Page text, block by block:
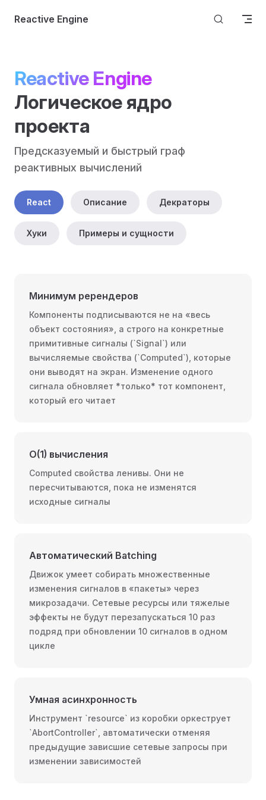
Skip to content
Reactive Engine
Reactive Engine
Логическое ядро
проекта
Предсказуемый и быстрый граф
реактивных вычислений
React Описание Декраторы
Хуки Примеры и сущности
Минимум ререндеров
Компоненты подписываются не на «весь
объект состояния», а строго на конкретные
примитивные сигналы (`Signal`) или
вычисляемые свойства (`Computed`), которые
они выводят на экран. Изменение одного
сигнала обновляет *только* тот компонент,
который его читает
O(1) вычисления
Computed свойства ленивы. Они не
пересчитываются, пока не изменятся
исходные сигналы
Автоматический Batching
Движок умеет собирать множественные
изменения сигналов в «пакеты» через
микрозадачи. Сетевые ресурсы или тяжелые
эффекты не будут перезапускаться 10 раз
подряд при обновлении 10 сигналов в одном
цикле
Умная асинхронность
Инструмент `resource` из коробки оркеструет
`AbortController`, автоматически отменяя
предыдущие зависшие сетевые запросы при
изменении зависимостей